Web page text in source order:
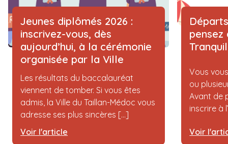
Jeunes diplômés 2026 :
inscrivez-vous, dès
aujourd’hui, à la cérémonie
organisée par la Ville
Les résultats du baccalauréat
viennent de tomber. Si vous êtes
admis, la Ville du Taillan-Médoc vous
adresse ses plus sincères [...]
Voir l'article
pensez
Vous
ou
Avant de
inscrire à
Voir